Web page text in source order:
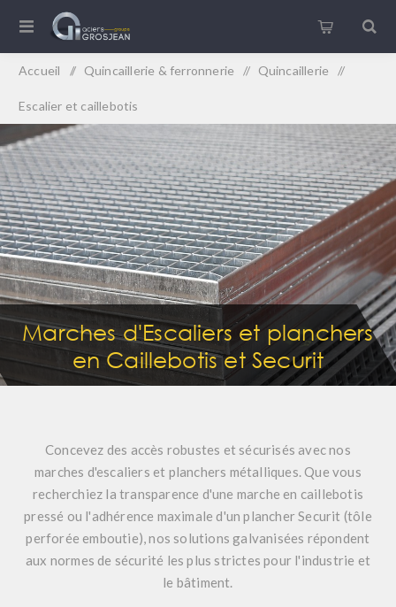
Accueil / Quincaillerie & ferronnerie / Quincaillerie /
Escalier et caillebotis
Marches d'Escaliers et planchers
en Caillebotis et Securit
Concevez des accès robustes et sécurisés avec nos
marches d'escaliers et planchers métalliques. Que vous
recherchiez la transparence d'une marche en caillebotis
pressé ou l'adhérence maximale d'unplancherSecurit (tôle
perforée emboutie), nos solutions galvanisées répondent
aux normes de sécurité les plus strictes pour l'industrie et
le bâtiment.